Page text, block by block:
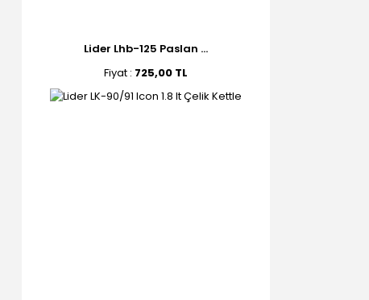
Lider Lhb-125 Paslan ...
Fiyat : 725,00 TL